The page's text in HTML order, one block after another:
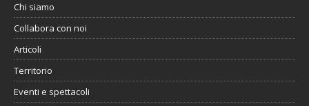
Chi siamo
Collabora con noi
Articoli
Territorio
Eventi e spettacoli